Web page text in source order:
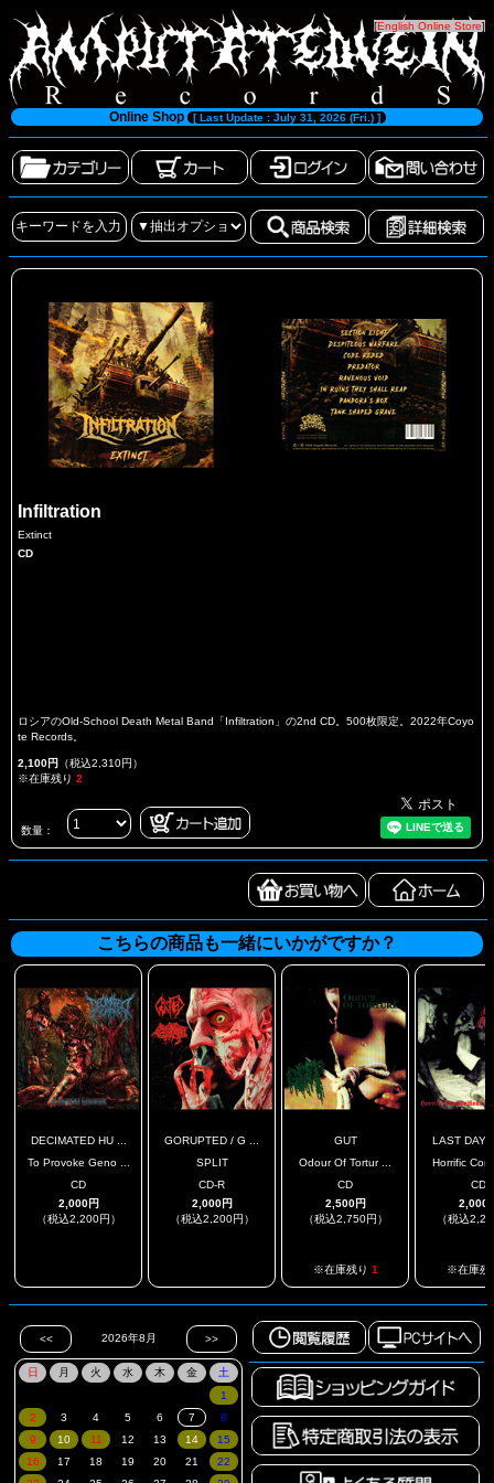
[English Online Store]
Online Shop [ Last Update : July 31, 2026 (Fri.) ]
Infiltration
Extinct
CD
ロシアのOld-School Death Metal Band「Infiltration」の2nd CD。500枚限定。2022年Coyo
te Records。
2,100円 （税込2,310円）
※在庫残り 2
数量：
こちらの商品も一緒にいかがですか？
DECIMATED HU ...
To Provoke Geno ...
CD
2,000円
（税込2,200円）
GORUPTED / G ...
SPLIT
CD-R
2,000円
（税込2,200円）
GUT
Odour Of Tortur ...
CD
2,500円
（税込2,750円）
※在庫残り 1
LAST
Horrific
CD
2,000
（税込
※在庫残